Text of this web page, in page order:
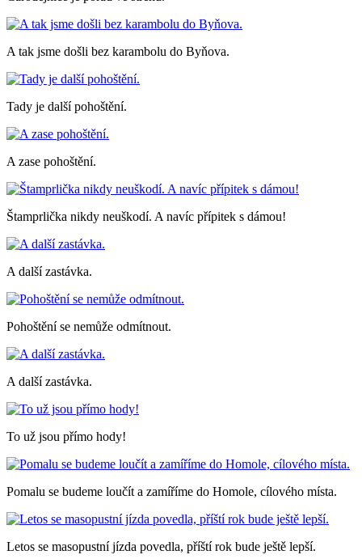
A tak jsme došli bez karambolu do Byňova.
Tady je další pohoštění.
A zase pohoštění.
Štamprlička nikdy neuškodí. A navíc přípitek s dámou!
A další zastávka.
Pohoštění se nemůže odmítnout.
A další zastávka.
To už jsou přímo hody!
Pomalu se budeme loučít a zamíříme do Homole, cílového místa.
Letos se masopustní jízda povedla, příští rok bude ještě lepší.